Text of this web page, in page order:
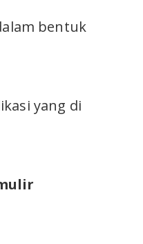
bentuk
yang di